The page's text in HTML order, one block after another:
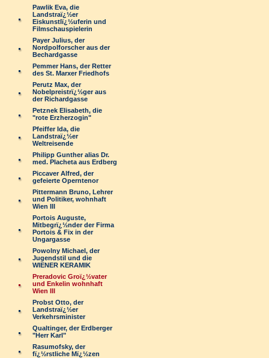
Pawlik Eva, die
Landstraï¿½er
Eiskunstlï¿½uferin und
Filmschauspielerin
Payer Julius, der
Nordpolforscher aus der
Bechardgasse
Pemmer Hans, der Retter
des St. Marxer Friedhofs
Perutz Max, der
Nobelpreistrï¿½ger aus
der Richardgasse
Petznek Elisabeth, die
"rote Erzherzogin"
Pfeiffer Ida, die
Landstraï¿½er
Weltreisende
Philipp Gunther alias Dr.
med. Placheta aus Erdberg
Piccaver Alfred, der
gefeierte Operntenor
Pittermann Bruno, Lehrer
und Politiker, wohnhaft
Wien III
Portois Auguste,
Mitbegrï¿½nder der Firma
Portois & Fix in der
Ungargasse
Powolny Michael, der
Jugendstil und die
WIENER KERAMIK
Preradovic Groï¿½vater
und Enkelin wohnhaft
Wien III
Probst Otto, der
Landstraï¿½er
Verkehrsminister
Qualtinger, der Erdberger
"Herr Karl"
Rasumofsky, der
fï¿½rstliche Mï¿½zen